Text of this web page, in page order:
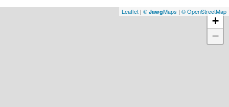
+
−
Leaflet | © JawgMaps | © OpenStreetMap